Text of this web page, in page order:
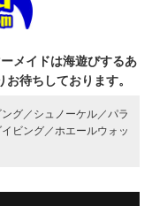
メイドは海遊びするあ
待ちしております。
グ／ シュノーケル／ パラ
ビング／ ホエールウォッ